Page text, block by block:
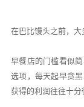
在巴比馒头之前，大
早餐店的门槛看似
选项，每天起早贪
获得的利润往往十分